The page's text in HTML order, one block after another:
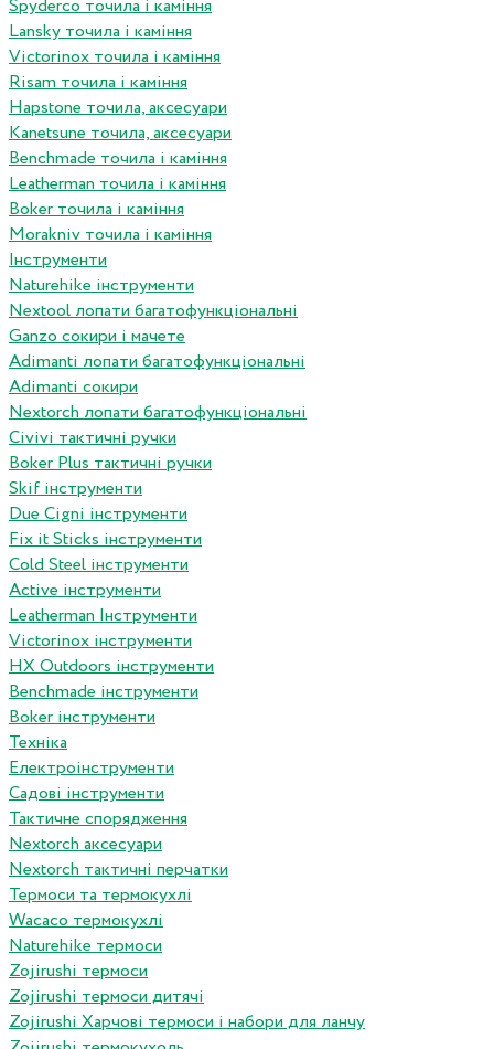
Spyderco точила і каміння
Lansky точила і каміння
Victorinox точила і каміння
Risam точила і каміння
Hapstone точила, аксесуари
Kanetsune точила, аксесуари
Benchmade точила і каміння
Leatherman точила і каміння
Boker точила і каміння
Morakniv точила і каміння
Інструменти
Naturehike інструменти
Nextool лопати багатофункціональні
Ganzo сокири і мачете
Adimanti лопати багатофункціональні
Adimanti сокири
Nextorch лопати багатофункціональні
Сivivi тактичні ручки
Boker Plus тактичні ручки
Skif інструменти
Due Cigni інструменти
Fix it Sticks інструменти
Сold Steel інструменти
Active інструменти
Leatherman Інструменти
Victorinox інструменти
HX Outdoors інструменти
Benchmade інструменти
Boker інструменти
Техніка
Електроінструменти
Садові інструменти
Тактичне спорядження
Nextorch аксесуари
Nextorch тактичні перчатки
Термоси та термокухлі
Wacaco термокухлі
Naturehike термоси
Zojirushi термоси
Zojirushi термоси дитячі
Zojirushi Харчові термоси і набори для ланчу